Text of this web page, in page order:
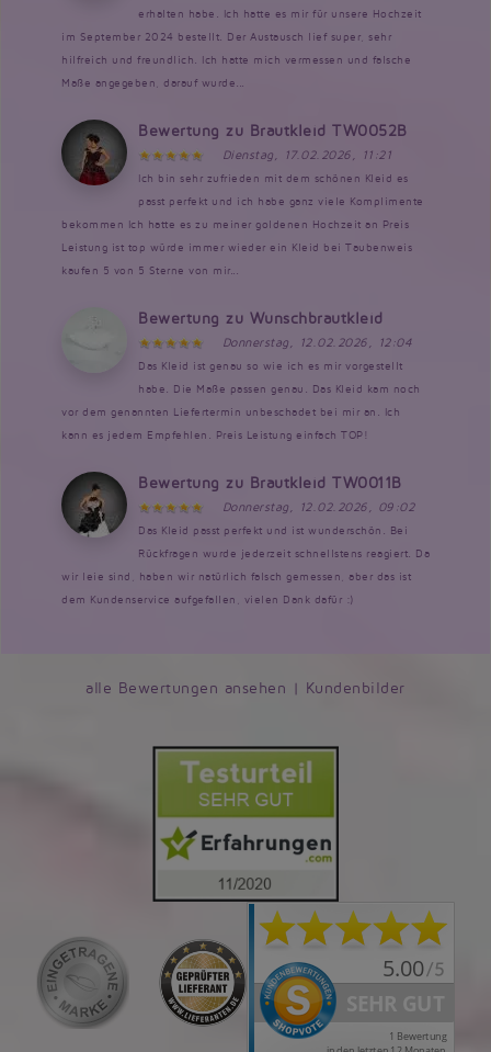
erhalten habe. Ich hatte es mir für unsere Hochzeit
im September 2024 bestellt. Der Austausch lief super, sehr
hilfreich und freundlich. Ich hatte mich vermessen und falsche
Maße angegeben, darauf wurde...
Bewertung zu Brautkleid TW0052B
Dienstag, 17.02.2026, 11:21
Ich bin sehr zufrieden mit dem schönen Kleid es
passt perfekt und ich habe ganz viele Komplimente
bekommen Ich hatte es zu meiner goldenen Hochzeit an Preis
Leistung ist top würde immer wieder ein Kleid bei Taubenweis
kaufen 5 von 5 Sterne von mir...
Bewertung zu Wunschbrautkleid
Donnerstag, 12.02.2026, 12:04
Das Kleid ist genau so wie ich es mir vorgestellt
habe. Die Maße passen genau. Das Kleid kam noch
vor dem genannten Liefertermin unbeschadet bei mir an. Ich
kann es jedem Empfehlen. Preis Leistung einfach TOP!
Bewertung zu Brautkleid TW0011B
Donnerstag, 12.02.2026, 09:02
Das Kleid passt perfekt und ist wunderschön. Bei
Rückfragen wurde jederzeit schnellstens reagiert. Da
wir leie sind, haben wir natürlich falsch gemessen, aber das ist
dem Kundenservice aufgefallen, vielen Dank dafür :)
alle Bewertungen ansehen | Kundenbilder